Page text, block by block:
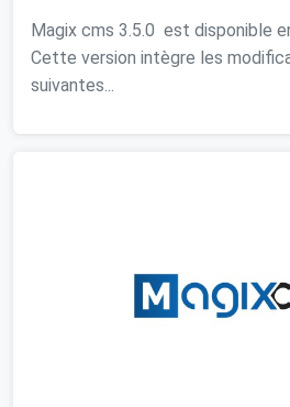
Magix cms 3.5.0 est disponible
Cette version intègre les
suivantes...